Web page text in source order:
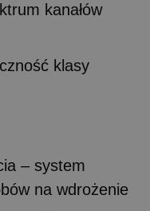
kanałów
klasy
– system
na wdrożenie